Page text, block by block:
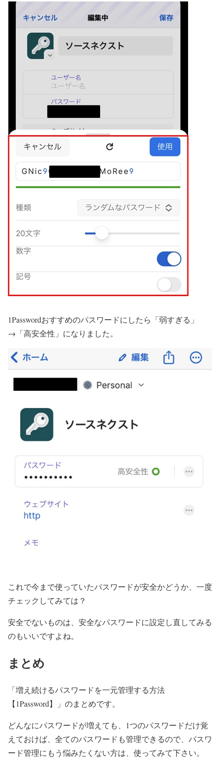
1Passwordおすすめのパスワードにしたら「弱すぎる」
→「高安全性」になりました。
これで今まで使っていたパスワードが安全かどうか、一度
チェックしてみては？
安全でないものは、安全なパスワードに設定し直してみる
のもいいですよね。
まとめ
「増え続けるパスワードを一元管理する方法
【1Password】」のまとめです。
どんなにパスワードが増えても、1つのパスワードだけ覚
えておけば、全てのパスワードも管理できるので、パスワ
ード管理にもう悩みたくない方は、使ってみて下さい。